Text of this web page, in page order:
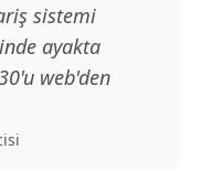
sistemi
ayakta
web'den